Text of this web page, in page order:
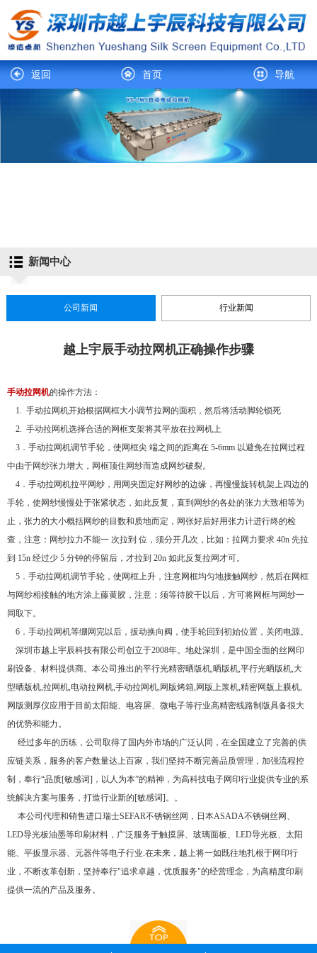
返回 首页 导航
新闻中心
公司新闻 行业新闻
越上宇辰手动拉网机正确操作步骤
手动拉网机的操作方法：
1. 手动拉网机开始根据网框大小调节拉网的面积，然后将活动脚轮锁死
2. 手动拉网机选择合适的网框支架将其平放在拉网机上
3．手动拉网机调节手轮，使网框尖 端之间的距离在 5-6mm 以避免在拉网过程
中由于网纱张力增大，网框顶住网纱而造成网纱破裂。
4．手动拉网机拉平网纱，用网夹固定好网纱的边缘，再慢慢旋转机架上四边的
手轮，使网纱慢慢处于张紧状态，如此反复，直到网纱的各处的张力大致相等为
止，张力的大小概括网纱的目数和质地而定，网张好后好用张力计进行终的检
查，注意：网纱拉力不能一 次拉到 位，须分开几次，比如：拉网力要求 40n 先拉
到 15n 经过少 5 分钟的停留后，才拉到 20n 如此反复拉网才可。
5．手动拉网机调节手轮，使网框上升，注意网框均匀地接触网纱，然后在网框
与网纱相接触的地方涂上藤黄胶，注意：须等待胶干以后，方可将网框与网纱一
同取下。
6．手动拉网机等绷网完以后，扳动换向阀，使手轮回到初始位置，关闭电源。
深圳市越上宇辰科技有限公司创立于2008年。地处深圳，是中国全面的丝网印
刷设备、材料提供商。本公司推出的平行光精密晒版机,晒版机,平行光晒版机,大
型晒版机,拉网机,电动拉网机,手动拉网机,网版烤箱,网版上浆机,精密网版上膜机,
网版测厚仪应用于目前太阳能、电容屏、微电子等行业高精密线路制版具备很大
的优势和能力。
经过多年的历练，公司取得了国内外市场的广泛认同，在全国建立了完善的供
应链关系，服务的客户数量达上百家，我们坚持不断完善品质管理，加强流程控
制，奉行“品质[敏感词]，以人为本”的精神，为高科技电子网印行业提供专业的系
统解决方案与服务，打造行业新的[敏感词]。。
本公司代理和销售进口瑞士SEFAR不锈钢丝网，日本ASADA不锈钢丝网、
LED导光板油墨等印刷材料，广泛服务于触摸屏、玻璃面板、LED导光板、太阳
能、平扳显示器、元器件等电子行业.在未来，越上将一如既往地扎根于网印行
业，不断改革创新，坚持奉行"追求卓越，优质服务"的经营理念，为高精度印刷
提供一流的产品及服务。